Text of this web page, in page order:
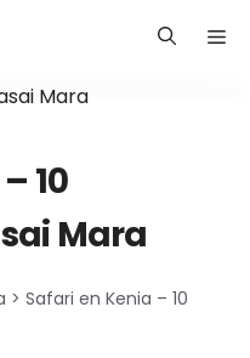
10
Mara
> Safari en Kenia – 10